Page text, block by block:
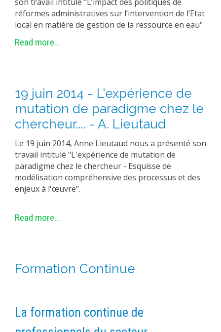
réformes administratives sur l’intervention de l’Etat
local en matière de gestion de la ressource en eau"
Read more...
19 juin 2014 - L'expérience de
mutation de paradigme chez le
chercheur.... - A. Lieutaud
Le 19 juin 2014, Anne Lieutaud nous a présenté son
travail intitulé "L'expérience de mutation de
paradigme chez le chercheur - Esquisse de
modélisation compréhensive des processus et des
enjeux à l'œuvre".
Read more...
Formation Continue
La formation continue de